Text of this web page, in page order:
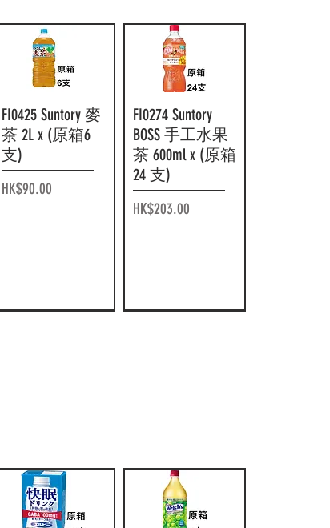
370ml x (原箱 24
HK$299.00
x (原箱 24 樽)
HK$286.00
快速瀏覽
FI0425 Suntory 麥
茶 2L x (原箱6
支)
價格
HK$90.00
快速瀏覽
FI0274 Suntory
BOSS 手工水果
茶 600ml x (原箱
24 支)
價格
HK$203.00
價格
HK$337.00 價格
HK$84.00